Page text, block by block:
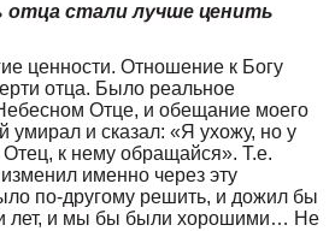
стали лучше ценить
ценности. Отношение к Богу
отца. Было реальное
Отце, и обещание моего
умирал и сказал: «Я ухожу, но у
к нему обращайся». Т.е.
именно через эту
по-другому решить, и дожил бы
лет, и мы бы были хорошими… Не